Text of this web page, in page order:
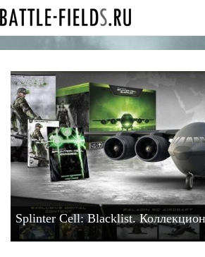
Splinter Cell: Blacklist.